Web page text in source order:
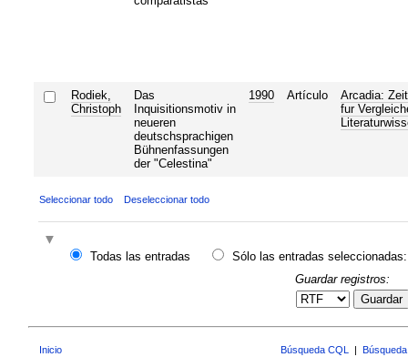
Rodiek,
Christoph
Das
Inquisitionsmotiv in
neueren
deutschsprachigen
Bühnenfassungen
der "Celestina"
1990 Artículo
Arcadia:
fur
Seleccionar todo Deseleccionar todo
Todas las entradas
Sólo las entradas seleccionadas:
Guardar registros:
Guardar
Inicio Búsqueda CQL